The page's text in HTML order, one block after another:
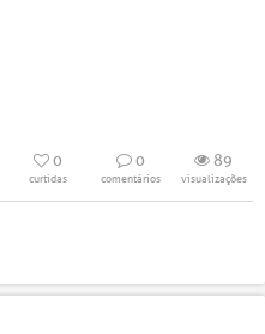
0
curtidas
0
comentários
89
visualizações